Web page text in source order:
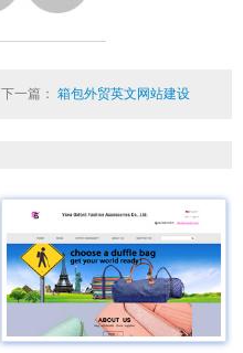
下一篇： 箱包外贸英文网站建设